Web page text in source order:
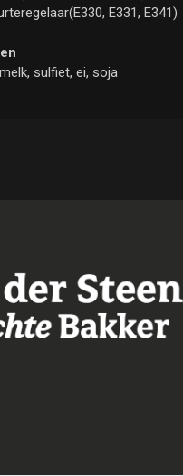
E331, E341)
sulfiet, ei, soja